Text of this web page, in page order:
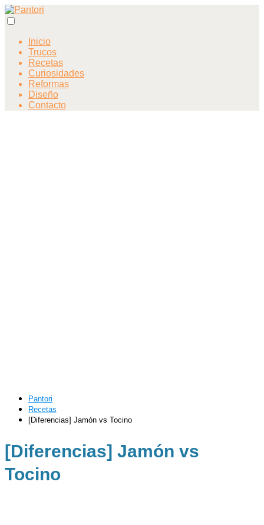
Inicio
Trucos
Recetas
Curiosidades
Reformas
Diseño
Contacto
Pantori
Recetas
[Diferencias] Jamón vs Tocino
[Diferencias] Jamón vs
Tocino